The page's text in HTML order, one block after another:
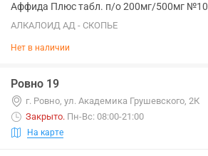
Аффида Плюс табл. п/о 200мг/500мг №10
АЛКАЛОИД АД - СКОПЬЕ
Нет в наличии
Ровно 19
г. Ровно, ул. Академика Грушевского, 2К
Закрыто. Пн-Вс: 08:00-21:00
На карте